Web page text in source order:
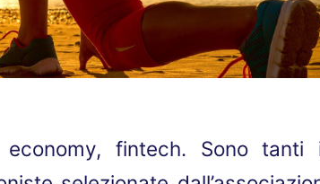
economy, fintech. Sono